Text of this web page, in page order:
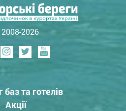
2026
баз та готелів
Акції